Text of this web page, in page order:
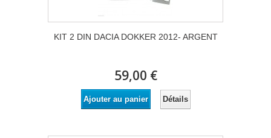
KIT 2 DIN DACIA DOKKER 2012- ARGENT
59,00 €
Ajouter au panier Détails